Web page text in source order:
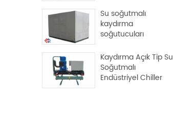
Su soğutmalı
kaydırma
soğutucuları
Kaydırma Açık Tip Su
Soğutmalı
Endüstriyel Chiller